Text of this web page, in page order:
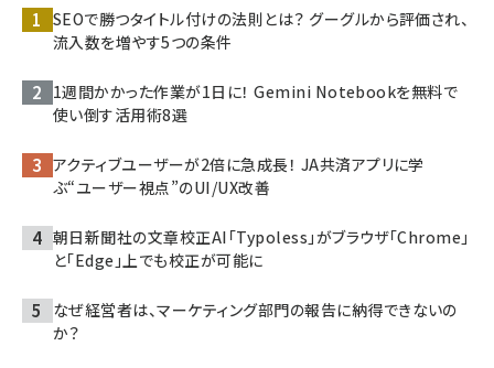
SEOで勝つタイトル付けの法則とは？ グーグルから評価され、
流入数を増やす5つの条件
1週間かかった作業が1日に！ Gemini Notebookを無料で
使い倒す活用術8選
アクティブユーザーが2倍に急成長！ JA共済アプリに学
ぶ“ユーザー視点”のUI/UX改善
朝日新聞社の文章校正AI「Typoless」がブラウザ「Chrome」
と「Edge」上でも校正が可能に
なぜ経営者は、マーケティング部門の報告に納得できないの
か？